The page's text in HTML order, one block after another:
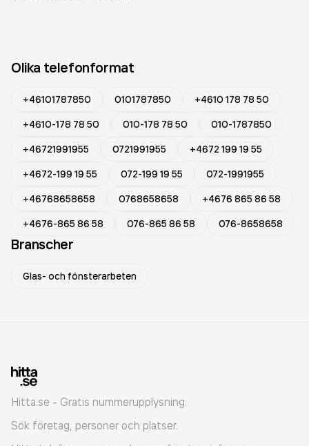
Olika telefonformat
+46101787850 0101787850
+4610 178 78 50
+4610-178 78 50
010-178 78 50
010-1787850
+46721991955
0721991955
+4672 199 19 55
+4672-199 19 55
072-199 19 55
072-1991955
+46768658658
0768658658
+4676 865 86 58
+4676-865 86 58
076-865 86 58 076-8658658
Branscher
Glas- och fönsterarbeten
Hitta.se - Gratis nummerupplysning.
Sök företag, personer och platser.